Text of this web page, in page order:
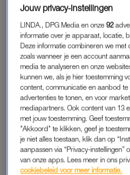
bevestigt een woordvoerder
NOORD-CYPRUS
Den Haan bezocht een
het Europese gedeelte van
een erkenning van het door
Kamerlidvan voorheen
in. “Het was een informeel
weten. Den Haan was
Volgens de Cypriotische
Jouw privacy-instellingen
LINDA., DPG Media en onze92
informatie over je apparaat, locatie,
Deze informatie combineren we met
zoals wanneer je een account
media te analyseren en onze
kunnen we, als je hier toestemming
content, communicatie en aanbod
advertenties te tonen, en voor
mediapartners. Ook content van 13
met jouw toestemming. Geef
"Akkoord" te klikken, geef je
je niet alles toestaan, klik dan op
aanpassen via “Privacy-instellingen”
van onze apps. Lees meer in ons
cookiebeleid voor meer informatie.